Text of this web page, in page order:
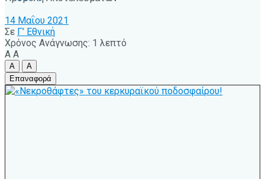
14 Μαΐου 2021
Σε Γ’ Εθνική
Χρόνος Ανάγνωσης: 1 λεπτό
A A
A
A
Επαναφορά